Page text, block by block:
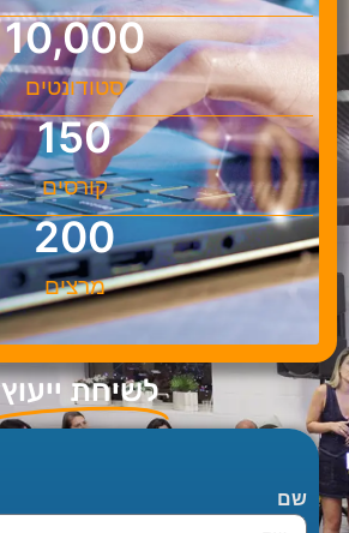
סטודונטים
10,000
קורסים
150
מרצים
200
לשיחת ייעוץ
שם